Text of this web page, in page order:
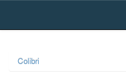
Skip
Colibri